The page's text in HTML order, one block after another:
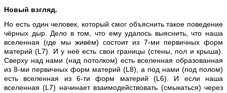
Новый взгляд.
Но есть один человек, который смог объяснить такое поведение
чёрных дыр. Дело в том, что ему удалось выяснить, что наша
вселенная (где мы живём) состоит из 7-ми первичных форм
материй (L7). И у неё есть свои границы (стены, пол и крыша).
Сверху над нами (над потолком) есть вселенная образованная
из 8-ми первичных форм материй (L 8), а под нами (под полом)
есть вселенная из 6-ти форм материй (L 6). И если наша
вселенная (L7) начинает взаимодействовать (смыкаться) через